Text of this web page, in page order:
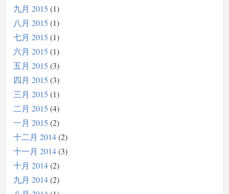
九月 2015 1
八月 2015 1
七月 2015 1
六月 2015 1
五月 2015 3
四月 2015 3
三月 2015 1
二月 2015 4
一月 2015 2
十二月 2014 2
十一月 2014 3
十月 2014 2
九月 2014 2